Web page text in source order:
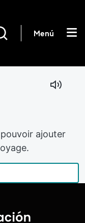
Menú
ajouter